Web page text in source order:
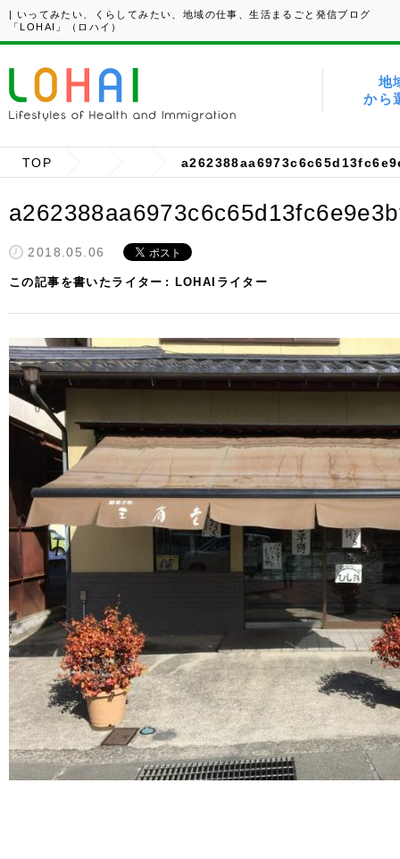
| いってみたい、くらしてみたい、地域の仕事、生活まるごと発信ブログ
「LOHAI」（ロハイ）
地
から
TOP
2018.05.06
この記事を書いたライター LOHAIライター